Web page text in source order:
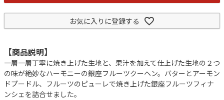
お気に入りに登録する
【商品説明】
一層一層丁寧に焼き上げた生地と、果汁を加えて仕上げた生地の２つ
の味が絶妙なハーモニーの銀座フルーツクーヘン。バターとアーモン
ドプードル、フルーツのピューレで焼き上げた銀座フルーツフィナ
ンシェを詰合せました。